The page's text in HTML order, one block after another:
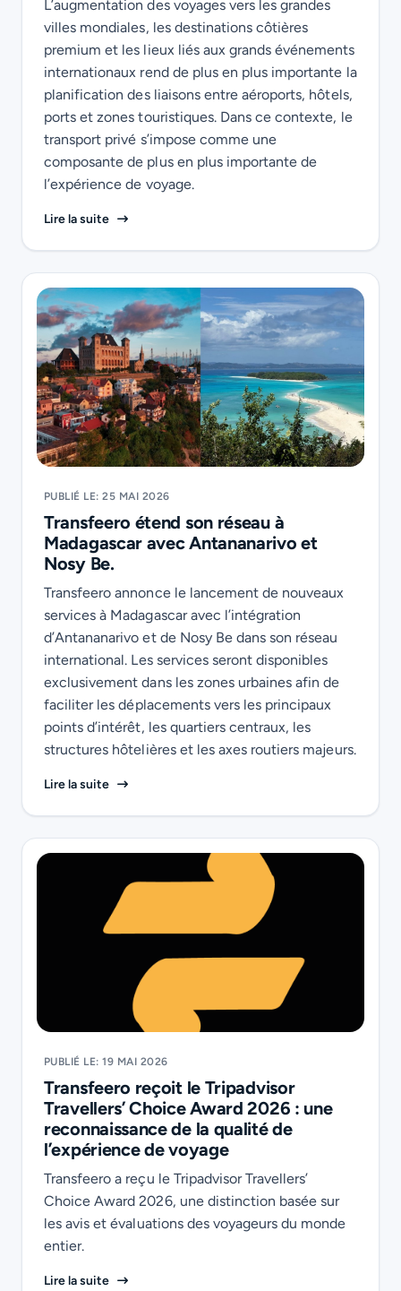
L’augmentation des voyages vers les grandes
villes mondiales, les destinations côtières
premium et les lieux liés aux grands événements
internationaux rend de plus en plus importante la
planification des liaisons entre aéroports, hôtels,
ports et zones touristiques. Dans ce contexte, le
transport privé s’impose comme une
composante de plus en plus importante de
l’expérience de voyage.
Lire la suite Été 2026 : la mobilité privée devient une
PUBLIÉ LE: 25 MAI 2026
Transfeero étend son réseau à
Madagascar avec Antananarivo et
Nosy Be.
Transfeero annonce le lancement de nouveaux
services à Madagascar avec l’intégration
d’Antananarivo et de Nosy Be dans son réseau
international. Les services seront disponibles
exclusivement dans les zones urbaines afin de
faciliter les déplacements vers les principaux
points d’intérêt, les quartiers centraux, les
structures hôtelières et les axes routiers majeurs.
Lire la suite Transfeero étend son réseau à Madagascar avec
PUBLIÉ LE: 19 MAI 2026
Transfeero reçoit le Tripadvisor
Travellers’ Choice Award 2026 : une
reconnaissance de la qualité de
l’expérience de voyage
Transfeero a reçu le Tripadvisor Travellers’
Choice Award 2026, une distinction basée sur
les avis et évaluations des voyageurs du monde
entier.
Lire la suite Transfeero reçoit le Tripadvisor Travellers’